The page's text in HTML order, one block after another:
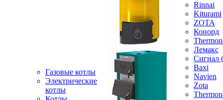
Газовые котлы
Электрические
котлы
Rinnai
Kiturami
ZOTA
Конорд
Лемакс
Baxi
Navien
Zota